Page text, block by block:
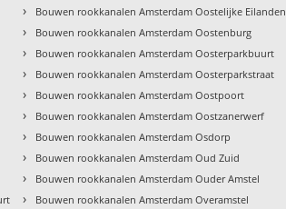
› Bouwen rookkanalen Amsterdam Oostelijke Eilanden
› Bouwen rookkanalen Amsterdam Oostenburg
› Bouwen rookkanalen Amsterdam Oosterparkbuurt
› Bouwen rookkanalen Amsterdam Oosterparkstraat
› Bouwen rookkanalen Amsterdam Oostpoort
› Bouwen rookkanalen Amsterdam Oostzanerwerf
› Bouwen rookkanalen Amsterdam Osdorp
› Bouwen rookkanalen Amsterdam Oud Zuid
› Bouwen rookkanalen Amsterdam Ouder Amstel
› Bouwen rookkanalen Amsterdam Overamstel